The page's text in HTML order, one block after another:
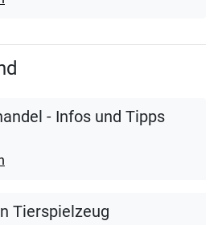
- Infos und Tipps
Tierspielzeug